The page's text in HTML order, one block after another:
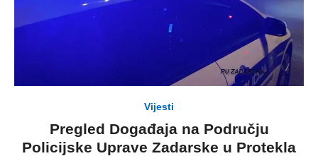
Vijesti
Pregled Događaja na Području
Policijske Uprave Zadarske u Protekla